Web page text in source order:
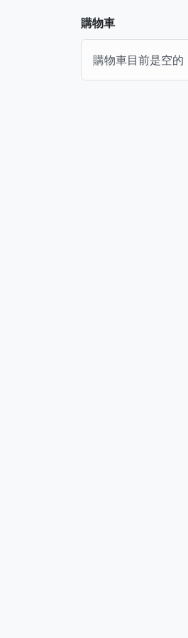
購物車
購物車目前是空的